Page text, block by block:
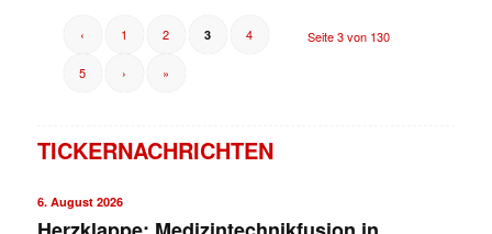
Seite 3 von 130
‹ 1 2 3 4
5 › »
TICKERNACHRICHTEN
6. August 2026